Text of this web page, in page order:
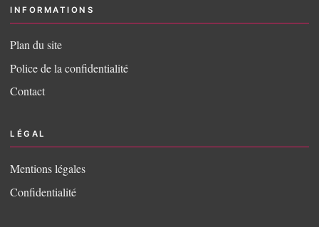
INFORMATIONS
Plan du site
Police de la confidentialité
Contact
LÉGAL
Mentions légales
Confidentialité